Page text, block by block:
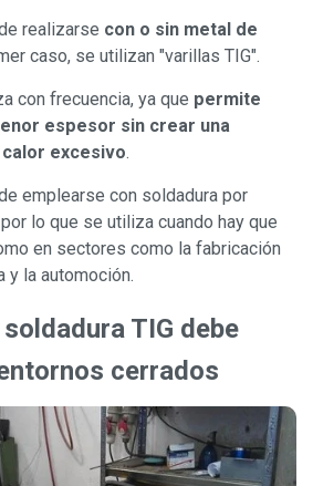
realizarse con o sin metal de
caso, se utilizan "varillas TIG".
con frecuencia, ya que permite
espesor sin crear una
excesivo.
emplearse con soldadura por
lo que se utiliza cuando hay que
en sectores como la fabricación
y la automoción.
TIG debe
cerrados